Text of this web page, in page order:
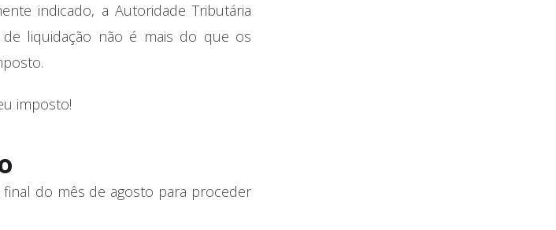
indicado, a Autoridade Tributária
liquidação não é mais do que os
imposto!
do mês de agosto para proceder